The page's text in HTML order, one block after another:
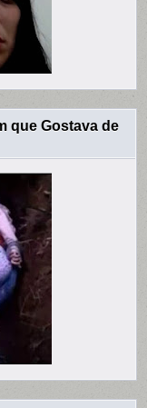
que Gostava de